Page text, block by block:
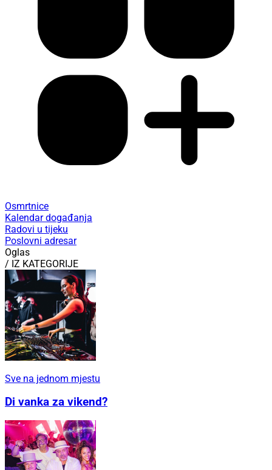
Osmrtnice
Kalendar događanja
Radovi u tijeku
Poslovni adresar
Oglas
/ IZ KATEGORIJE
Sve na jednom mjestu
Di vanka za vikend?